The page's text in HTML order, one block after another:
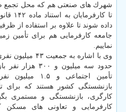
شهرك های صنعتی هم كه محل تجمع
تا
داده شوند تا علاوه بر استفاده از
جامعه كارفرمایی هم برای تأمین
نماییم.
وی با اشاره به
حدود سه میلیون
تأمین
بازنشستگی كشور هستند كه برای
كارگری، بازنشستگی و مستمری
كارفرمایی و تعاونی های